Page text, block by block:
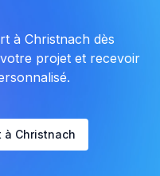
à Christnach dès
projet et recevoir
à Christnach